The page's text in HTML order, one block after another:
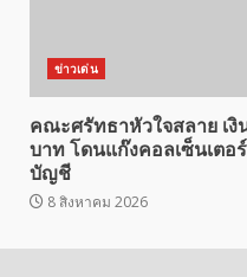
ข่าวเด่น
คณะศรัทธาหัวใจสลาย เ
บาท โดนแก๊งคอลเซ็นเต
บัญชี
8 สิงหาคม 2026